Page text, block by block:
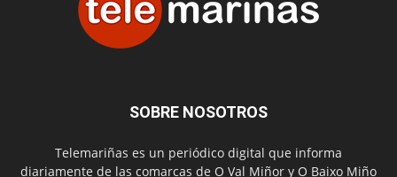
SOBRE NOSOTROS
Telemariñas es un periódico digital que informa
diariamente de las comarcas de O Val Miñor y O Baixo Miño